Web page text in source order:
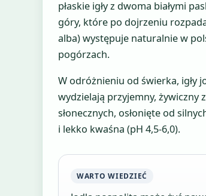
płaskie igły z dwoma białymi
góry, które po dojrzeniu
alba) występuje naturalnie w
pogórzach.
W odróżnieniu od świerka, igły
wydzielają przyjemny, żywiczny
słonecznych, osłonięte od
i lekko kwaśna (pH 4,5-6,0).
WARTO WIEDZIEĆ